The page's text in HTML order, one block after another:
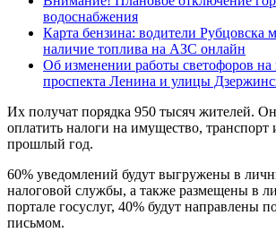
водоснабжения
Карта бензина: водители Рубцовска
наличие топлива на АЗС онлайн
Об изменении работы светофоров на
проспекта Ленина и улицы
Их получат порядка 950 тысяч жителей.
оплатить налоги на имущество, транспорт
прошлый год.
60% уведомлений будут выгружены в
налоговой службы, а также размещены в
портале госуслуг, 40% будут направлены
письмом.